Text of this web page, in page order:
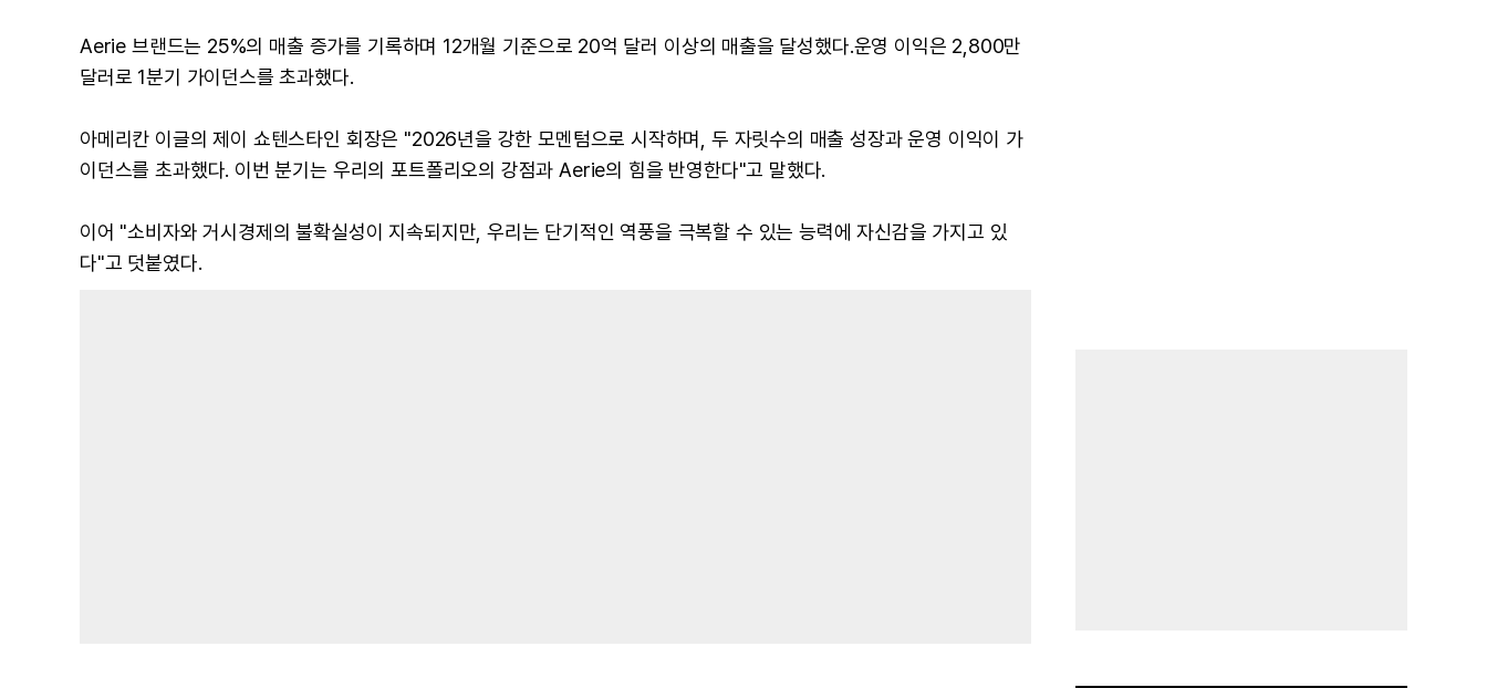
Aerie 브랜드는 25%의 매출 증가를 기록하며 12개월 기준으로 20억 달러 이상의 매출을 달성했다.운영 이익은 2,800만
달러로 1분기 가이던스를 초과했다.
아메리칸 이글의 제이 쇼텐스타인 회장은 "2026년을 강한 모멘텀으로 시작하며, 두 자릿수의 매출 성장과 운영 이익이 가
이던스를 초과했다. 이번 분기는 우리의 포트폴리오의 강점과 Aerie의 힘을 반영한다"고 말했다.
이어 "소비자와 거시경제의 불확실성이 지속되지만, 우리는 단기적인 역풍을 극복할 수 있는 능력에 자신감을 가지고 있
다"고 덧붙였다.